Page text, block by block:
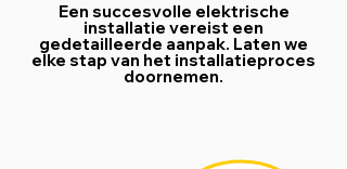
Een succesvolle elektrische
installatie vereist een
gedetailleerde aanpak. Laten we
elke stap van het installatieproces
doornemen.